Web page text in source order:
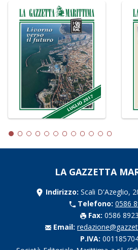
LA GAZZETTA
Indirizzo: Scali D'Azeglio,
Telefono: 0586
Fax: 0586
Email:
P.IVA: